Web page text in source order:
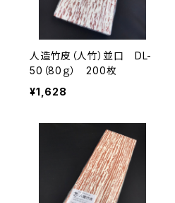
人造竹皮（人竹）並口 DL-
50（80ｇ） 200枚
¥1,628